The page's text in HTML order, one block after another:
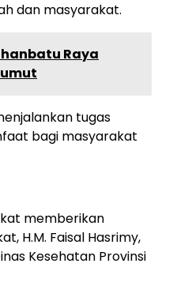
dan masyarakat.
Raya
tugas
bagi masyarakat
memberikan
H.M. Faisal Hasrimy,
Kesehatan Provinsi